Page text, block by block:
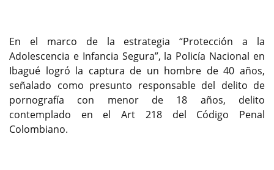
En el marco de la estrategia “Protección a la
Adolescencia e Infancia Segura”, la Policía Nacional en
Ibagué logró la captura de un hombre de 40 años,
señalado como presunto responsable del delito de
pornografía con menor de 18 años, delito
contemplado en el Art 218 del Código Penal
Colombiano.